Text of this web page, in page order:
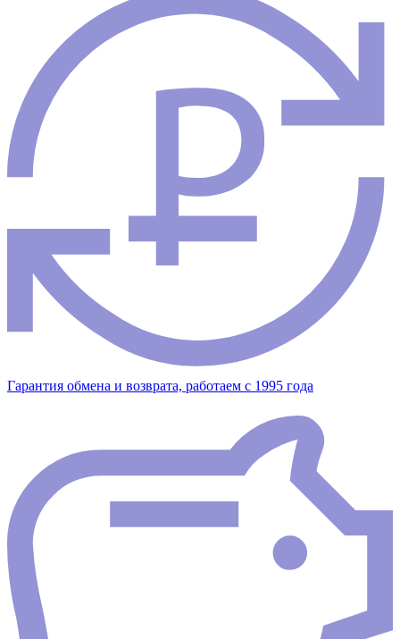
Гарантия обмена и возврата, работаем с 1995 года